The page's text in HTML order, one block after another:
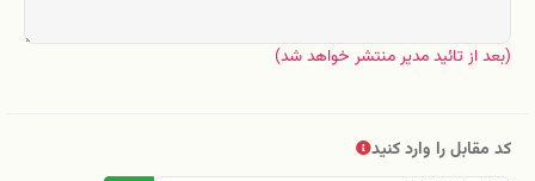
(بعد از تائید مدیر منتشر خواهد شد)
کد مقابل را وارد کنید